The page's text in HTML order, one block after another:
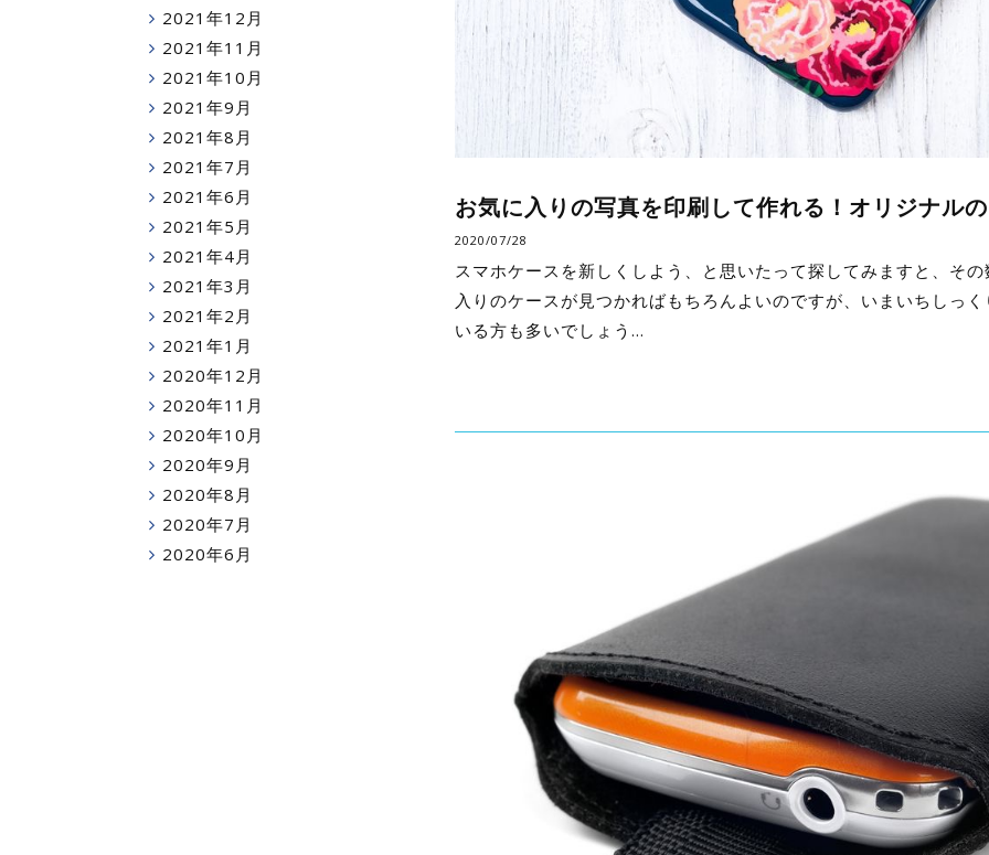
お気に入りの写真を印刷して作れる！オリジナル
2020/07/28
スマホケースを新しくしよう、と思いたって探してみますと、そ
入りのケースが見つかればもちろんよいのですが、いまいちしっ
いる方も多いでしょう…
2021年12月
2021年11月
2021年10月
2021年9月
2021年8月
2021年7月
2021年6月
2021年5月
2021年4月
2021年3月
2021年2月
2021年1月
2020年12月
2020年11月
2020年10月
2020年9月
2020年8月
2020年7月
2020年6月